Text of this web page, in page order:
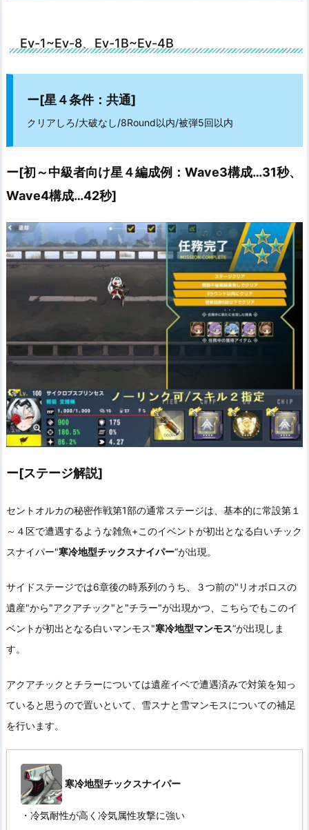
Ev2-4B： ダミーホログラムEx
Ev2-1ep： 手作りケーキ ×3
Ev2-2ep：
Ev2-1C： オルカ勲章
Ev2-2C： オルカ勲章
Ev-1~Ev-8、Ev-1B~Ev-4B
ー[星４条件：共通]
クリアしろ/大破なし/8Round以内/被弾5回以内
ー[初～中級者向け星４編成例：Wave3構成…31秒、
Wave4構成…42秒]
ー[ステージ解説]
セントオルカの秘密作戦第1部の通常ステージは、基本的に常設第１
～４区で遭遇するような雑魚+このイベントが初出となる白いチック
スナイパー"寒冷地型チックスナイパー“が出現。
サイドステージでは6章後の時系列のうち、３つ前の"リオボロスの
遺産"から"アクアチック"と"チラー"が出現かつ、こちらでもこのイ
ベントが初出となる白いマンモス"寒冷地型マンモス“が出現しま
す。
アクアチックとチラーについては遺産イベで遭遇済みで対策を知っ
ていると思うので置いといて、雪スナと雪マンモスについての補足
を行います。
寒冷地型チックスナイパー
・冷気耐性が高く冷気属性攻撃に強い